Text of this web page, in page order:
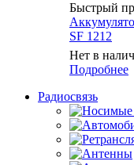
Быстрый
SF 1212
Нет в
Подробнее
Радиосвязь